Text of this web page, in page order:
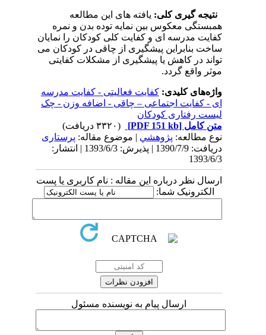
نتیجه گیری کلی:یافته های این مطالعه
همبستگی معکوس بین نمایه توده بدن و نمره
کفایت مدرسه ای و کفایت کلی کودکان را نمایان
ساخت بنابراین پیشگیری از چاقی در کودکان می
تواند در کاهش یا پیشگیری از مشکلات کفایتی
موثر واقع گردد.
واژه‌های کلیدی:کفایت فعالیتی - کفایت مدرسه
ای - کفایت اجتماعی – چاقی - اضافه وزن - چک
لیست رفتاری کودکان
متن کامل[PDF 151 kb]
نوع مطالعه:پژوهشي| موضوع مقاله:پرستاری
دریافت: 1390/7/9 | پذیرش: 1393/6/3 | انتشار:
1393/6/3
ارسال نظر درباره این مقاله : نام کاربری یا پست
الکترونیک شما:
ارسال پیام به نویسنده مسئول